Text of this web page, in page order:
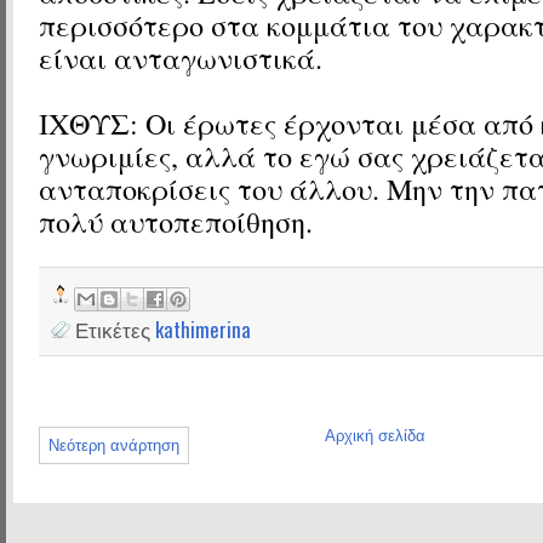
περισσότερο στα κομμάτια του
είναι ανταγωνιστικά.
ΙΧΘΥΣ: Οι έρωτες έρχονται μέσα από
γνωριμίες, αλλά το εγώ σας
ανταποκρίσεις του άλλου. Μην την
πολύ αυτοπεποίθηση.
Ετικέτες kathimerina
Νεότερη ανάρτηση
Αρχική σελίδα